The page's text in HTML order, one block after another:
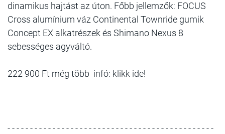
dinamikus hajtást az úton. Főbb jellemzők: FOCUS
Cross alumínium váz Continental Townride gumik
Concept EX alkatrészek és Shimano Nexus 8
sebességes agyváltó.
222 900 Ft még több infó: klikk ide!
- - - - - - - - - - - - - - - - - - - - - - - - - - - - - - - - - - - - - - - - - - - - - -